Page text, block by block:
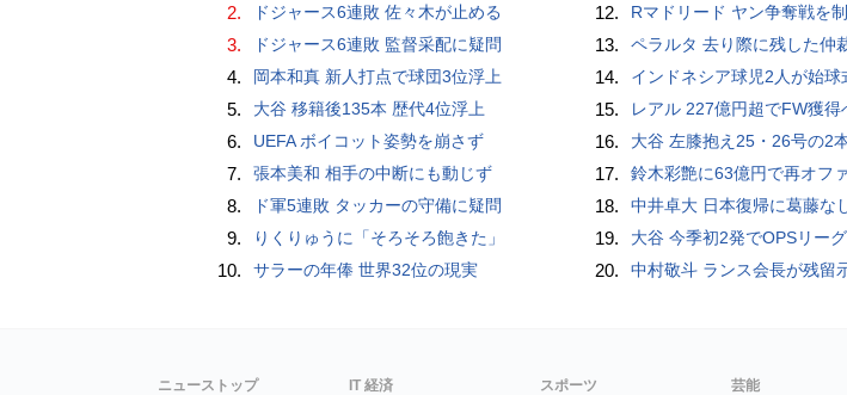
2. ドジャース6連敗 佐々木が止める
3. ドジャース6連敗 監督采配に疑問
4. 岡本和真 新人打点で球団3位浮上
5. 大谷 移籍後135本 歴代4位浮上
6. UEFA ボイコット姿勢を崩さず
7. 張本美和 相手の中断にも動じず
8. ド軍5連敗 タッカーの守備に疑問
9. りくりゅうに「そろそろ飽きた」
10. サラーの年俸 世界32位の現実
12. Rマドリード ヤン争奪戦を
13. ペラルタ 去り際に残した仲
14. インドネシア球児2人が始球
15. レアル 227億円超でFW獲得
16. 大谷 左膝抱え25・26号の2
17. 鈴木彩艶に63億円で再オフ
18. 中井卓大 日本復帰に葛藤な
19. 大谷 今季初2発でOPSリー
20. 中村敬斗 ランス会長が残留
ニューストップ IT 経済 スポーツ 芸能